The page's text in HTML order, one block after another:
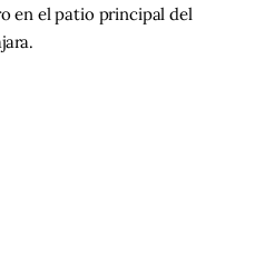
en el patio principal del